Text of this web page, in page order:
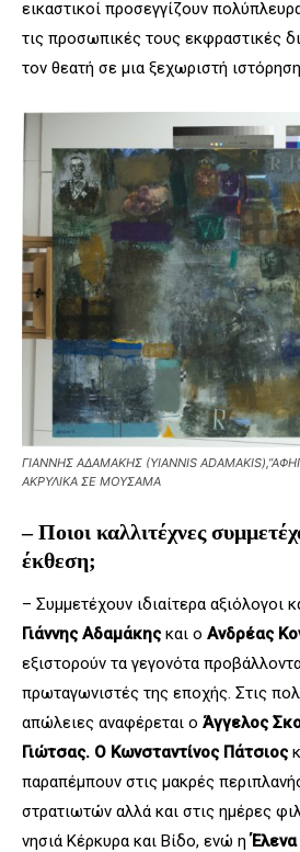
εικαστικοί προσεγγίζουν
τις προσωπικές τους εκφραστικές
τον θεατή σε μια ξεχωριστή
ΓΙΑΝΝΗΣ ΑΔΑΜΑΚΗΣ (YIANNIS
ΑΚΡΥΛΙΚΑ ΣΕ ΜΟΥΣΑΜΑ
– Ποιοι καλλιτέχνες
έκθεση;
– Συμμετέχουν ιδιαίτερα αξιόλογοι
Γιάννης Αδαμάκης και ο Ανδρέας
εξιστορούν τα γεγονότα
πρωταγωνιστές της εποχής. Στις
απώλειες αναφέρεται ο Άγγελος
Γιώτσας. Ο Κωνσταντίνος Πάτσιος
παραπέμπουν στις μακρές
στρατιωτών αλλά και στις ημέρες
νησιά Κέρκυρα και Βίδο, ενώ η